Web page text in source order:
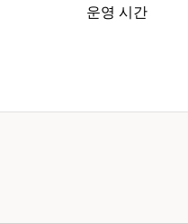
운영 시간